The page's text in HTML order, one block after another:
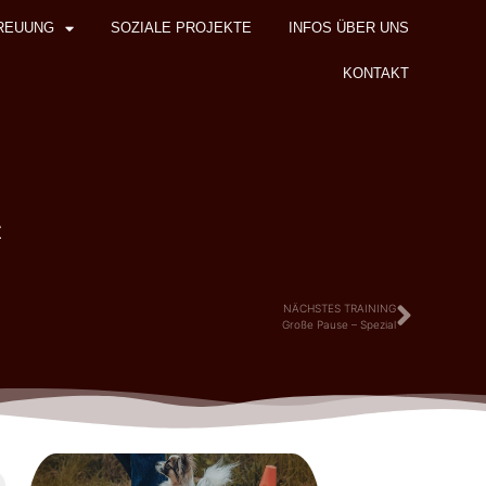
SOZIALE PROJEKTE INFOS ÜBER UNS
KONTAKT
NÄCHSTES TRAINING
Große Pause – Spezial